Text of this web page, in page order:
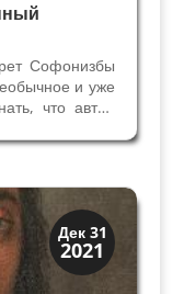
Софонизбы
и уже
что автор
же время и
Дек 31
2021